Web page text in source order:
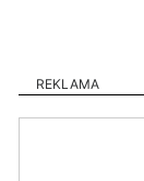
REKLAMA